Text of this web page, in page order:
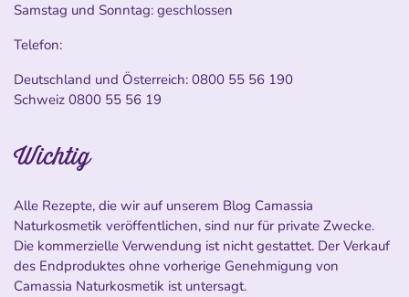
Samstag und Sonntag: geschlossen
Telefon:
Deutschland und Österreich: 0800 55 56 190
Schweiz 0800 55 56 19
Wichtig
Alle Rezepte, die wir auf unserem Blog Camassia
Naturkosmetik veröffentlichen, sind nur für private Zwecke.
Die kommerzielle Verwendung ist nicht gestattet. Der Verkauf
des Endproduktes ohne vorherige Genehmigung von
Camassia Naturkosmetik ist untersagt.